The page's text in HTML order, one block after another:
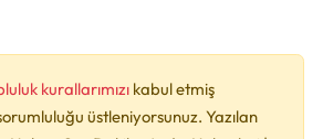
kurallarımızı kabul etmiş
üstleniyorsunuz. Yazılan